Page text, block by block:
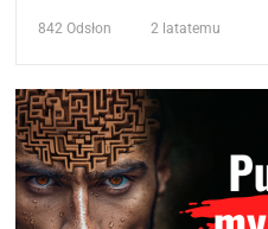
842 Odsłon 2 latatemu